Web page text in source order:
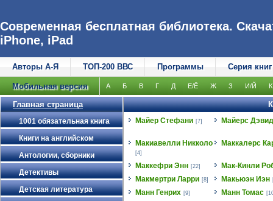
Современная бесплатная библиотека.
iPhone, iPad
Авторы А-Я ТОП-200 ВВС Программы Серия книг
Мобильная версия А Б В Г Д Е/Ё Ж З И/Й К
Главная страница
1001 обязательная книга
Книги на английском
Антологии, сборники
Детективы
Детская литература
Майер Стефани [7] Майерс Дэвид
Макиавелли Никколо
[4]
Маккалерс
Маккефри Энн [22]
Мак-Кинли
Макмертри Ларри [8] Макьюэн Иэн
Манн Генрих [9] Манн Томас